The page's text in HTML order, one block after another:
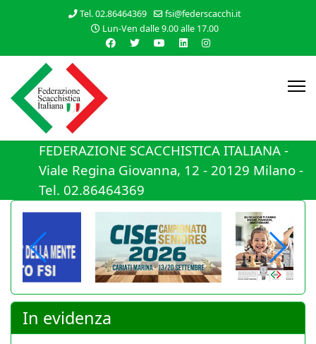
Tel. 02.86464369
fsi@federscacchi.it
Lun-Ven dalle 9.00 alle 17.00
FEDERAZIONE SCACCHISTICA ITALIANA -
Viale Regina Giovanna, 12 - 20129 Milano -
Tel. 02.86464369
In evidenza